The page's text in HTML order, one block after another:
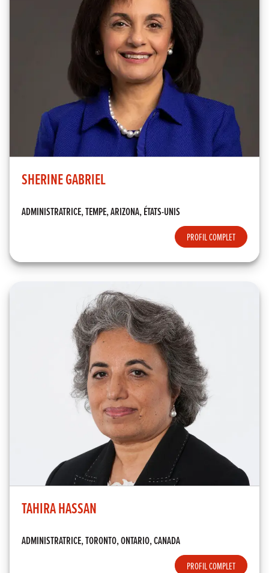
SHERINE GABRIEL
ADMINISTRATRICE, TEMPE, ARIZONA, ÉTATS-UNIS
PROFIL COMPLET
TAHIRA HASSAN
ADMINISTRATRICE, TORONTO, ONTARIO, CANADA
PROFIL COMPLET